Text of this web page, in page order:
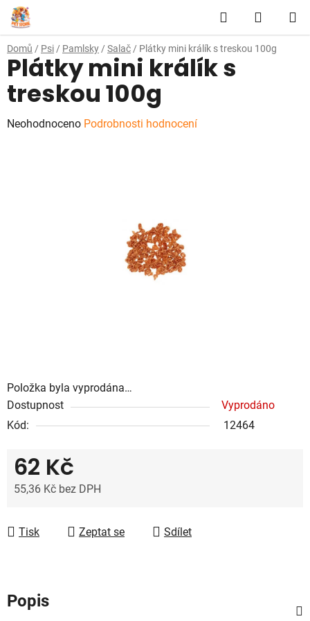
Přejít
na
obsah
Hledat
KOŠÍK
Domů / Psi / Pamlsky / Salač / Plátky mini králík s treskou 100g
Položka byla vyprodána…
Dostupnost
Vyprodáno
Kód:
12464
62 Kč
55,36 Kč bez DPH
Tisk
Zeptat se Sdílet
Plátky mini králík s
treskou 100g
Průměrné
Neohodnoceno Podrobnosti hodnocení
Popis